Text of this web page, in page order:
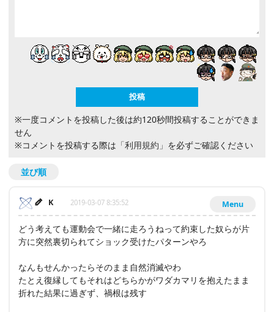
※一度コメントを投稿した後は約120秒間投稿することができま
せん
※コメントを投稿する際は 「利用規約」 を必ずご確認ください
並び順
Menu
K 2019-03-07 8:35:52
どう考えても運動会で一緒に走ろうねって約束した奴らが片
方に突然裏切られてショック受けたパターンやろ
なんもせんかったらそのまま自然消滅やわ
たとえ復縁してもそれはどちらかがワダカマリを抱えたまま
折れた結果に過ぎず、禍根は残す